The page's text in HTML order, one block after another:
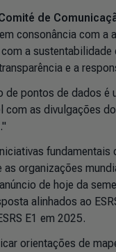
de
consonância com
a
e a
pontos de dados
as divulgações
organizações
de hoje da
alinhados ao
E1 em 2025.
orientações de